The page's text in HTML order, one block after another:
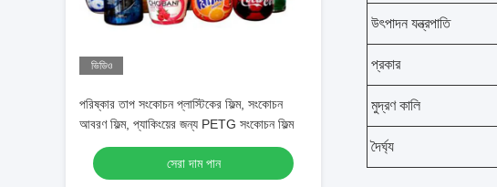
ভিডিও
পরিষ্কার তাপ সংকোচন প্লাস্টিকের ফিল্ম, সংকোচন
আবরণ ফিল্ম, প্যাকিংয়ের জন্য PETG সংকোচন ফিল্ম
সেরা দাম পান
উৎপাদন যন্ত্রপাতি
প্রকার
মুদ্রণ কালি
দৈর্ঘ্য